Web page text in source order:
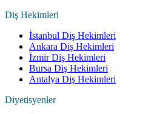
Diş Hekimleri
İstanbul Diş Hekimleri
Ankara Diş Hekimleri
İzmir Diş Hekimleri
Bursa Diş Hekimleri
Antalya Diş Hekimleri
Diyetisyenler